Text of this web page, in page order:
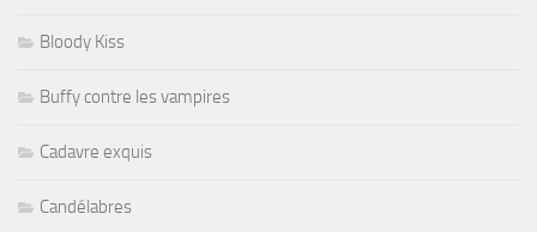
Bloody Kiss
Buffy contre les vampires
Cadavre exquis
Candélabres